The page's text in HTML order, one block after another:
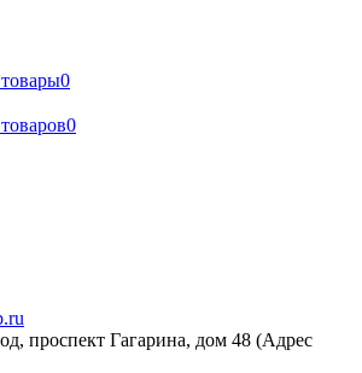
0
0
проспект Гагарина, дом 48 (Адрес